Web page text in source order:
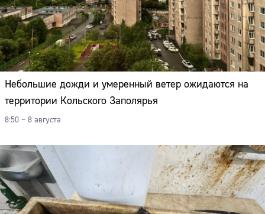
Небольшие дожди и умеренный ветер ожидаются на
территории Кольского Заполярья
8:50 – 8 августа